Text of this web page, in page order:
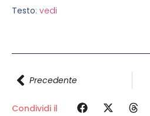
Testo: vedi
Precedente
Condividi il